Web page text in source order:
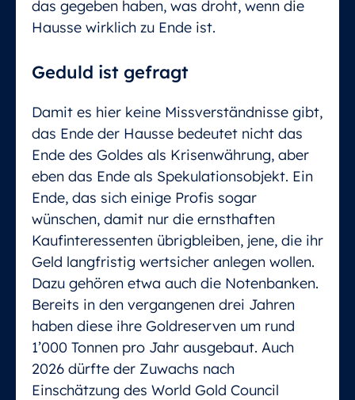
das gegeben haben, was droht, wenn die
Hausse wirklich zu Ende ist.
Geduld ist gefragt
Damit es hier keine Missverständnisse gibt,
das Ende der Hausse bedeutet nicht das
Ende des Goldes als Krisenwährung, aber
eben das Ende als Spekulationsobjekt. Ein
Ende, das sich einige Profis sogar
wünschen, damit nur die ernsthaften
Kaufinteressenten übrigbleiben, jene, die ihr
Geld langfristig wertsicher anlegen wollen.
Dazu gehören etwa auch die Notenbanken.
Bereits in den vergangenen drei Jahren
haben diese ihre Goldreserven um rund
1’000 Tonnen pro Jahr ausgebaut. Auch
2026 dürfte der Zuwachs nach
Einschätzung des World Gold Council